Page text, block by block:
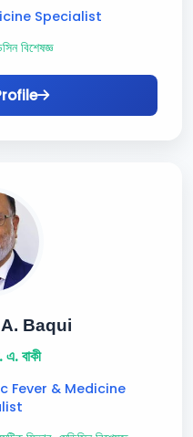
Specialist
বিশেষজ্ঞ
Baqui
বাকী
Fever & Medicine